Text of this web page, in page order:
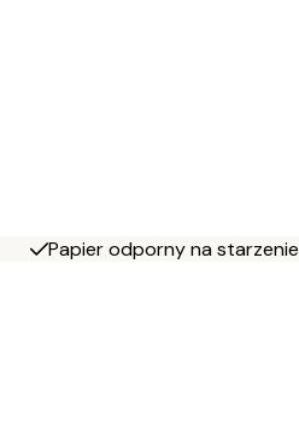
Papier odporny na starzenie